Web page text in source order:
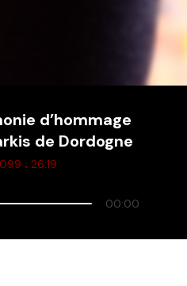
d’hommage
de Dordogne
. 26:19
00:00